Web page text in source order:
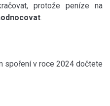
protože peníze na
.
spoření v roce 2024 dočtete